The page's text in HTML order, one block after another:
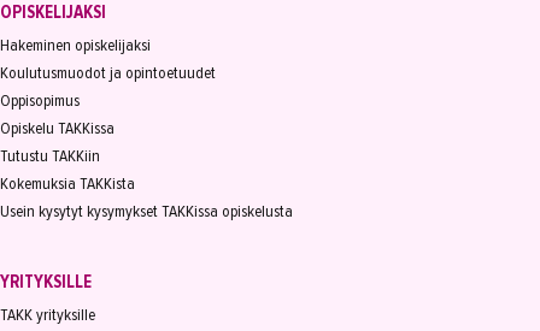
OPISKELIJAKSI
Hakeminen opiskelijaksi
Koulutusmuodot ja opintoetuudet
Oppisopimus
Opiskelu TAKKissa
Tutustu TAKKiin
Kokemuksia TAKKista
Usein kysytyt kysymykset TAKKissa opiskelusta
YRITYKSILLE
TAKK yrityksille